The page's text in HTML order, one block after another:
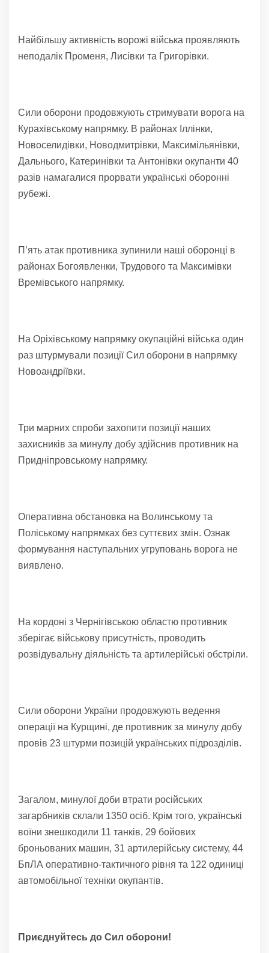
Найбільшу активність ворожі війська проявляють
неподалік Променя, Лисівки та Григорівки.
Сили оборони продовжують стримувати ворога на
Курахівському напрямку. В районах Іллінки,
Новоселидівки, Новодмитрівки, Максимільянівки,
Дальнього, Катеринівки та Антонівки окупанти 40
разів намагалися прорвати українські оборонні
рубежі.
П’ять атак противника зупинили наші оборонці в
районах Богоявленки, Трудового та Максимівки
Времівського напрямку.
На Оріхівському напрямку окупаційні війська один
раз штурмували позиції Сил оборони в напрямку
Новоандріївки.
Три марних спроби захопити позиції наших
захисників за минулу добу здійснив противник на
Придніпровському напрямку.
Оперативна обстановка на Волинському та
Поліському напрямках без суттєвих змін. Ознак
формування наступальних угруповань ворога не
виявлено.
На кордоні з Чернігівською областю противник
зберігає військову присутність, проводить
розвідувальну діяльність та артилерійські обстріли.
Сили оборони України продовжують ведення
операції на Курщині, де противник за минулу добу
провів 23 штурми позицій українських підрозділів.
Загалом, минулої доби втрати російських
загарбників склали 1350 осіб. Крім того, українські
воїни знешкодили 11 танків, 29 бойових
броньованих машин, 31 артилерійську систему, 44
БпЛА оперативно-тактичного рівня та 122 одиниці
автомобільної техніки окупантів.
Приєднуйтесь до Сил оборони!